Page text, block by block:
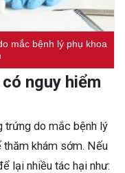
mắc bệnh lý phụ khoa
nguy hiểm
trứng do mắc bệnh lý
thăm khám sớm. Nếu
lại nhiều tác hại như: